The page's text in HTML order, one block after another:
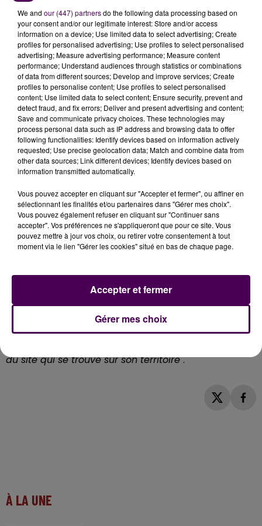
"Avec regret, nous devons accepter ce choix des
habitants lourd de conséquences etprendre acte de
la fermeture définitive de cet équipementprésent à
Bihorel depuis cinquante ans, et cher au cœur de
nombreux Bihorellais qui y ont appris à nager et
passé de bons moments en famille"commente
Pascal Houbron, qui précise :"En toute clarté, je tiens
à affirmer que la ville de Bihorel ne participera à
aucun autre projet d'équipement aquatique sur le
plateau nordcomme certains ont cru bon de le faire
miroiter dans le cadre de la campagne".
PAS DE PROGRAMME IMMOBILIER
PRIVÉ ICI
En lieu et place de la piscine, vouée à la démolition ?
"Contrairement à certaines rumeurs,il n'y aura pas
de projet de promoteur privé à cet endroittrès bien
parc de l'Argilière à proximité. La municipalité va
rapidement se mettre au travail pour y envisager
une salle multifonctions ; équipement public qui
viendra à terme, remplacer le P’tit Lido"
premier magistrat qui entend d'abord s'employer"à
du site qui se trouve sur son territoire".
À LA UNE
We and our (447) partnersdo the following data processing based on
your consent and/or our legitimate interest: Store and/or access
information on a device; Use limited data to select advertising; Create
profiles for personalised advertising; Use profiles to select personalised
advertising; Measure advertising performance; Measure content
performance; Understand audiences through statistics or combinations
of data from different sources; Develop and improve services; Create
profiles to personalise content; Use profiles to select personalised
content; Use limited data to select content; Ensure security, prevent and
detect fraud, and fix errors; Deliver and present advertising and content;
Save and communicate privacy choices. These technologies may
process personal data such as IP address and browsing data to offer
following functionalities: Identify devices based on information actively
requested; Use precise geolocation data; Match and combine data from
other data sources; Link different devices; Identify devices based on
information transmitted automatically.
Vous pouvez accepter en cliquant sur "Accepter et fermer", ou affiner en
sélectionnant les finalités et/ou partenaires dans "Gérer mes choix".
Vous pouvez également refuser en cliquant sur "Continuer sans
accepter". Vos préférences ne s'appliqueront que pour ce site. Vous
pouvez mettre à jour vos choix, ou retirer votre consentement à tout
moment via le lien "Gérer les cookies" situé en bas de chaque page.
Gérer mes choix
Accepter et fermer